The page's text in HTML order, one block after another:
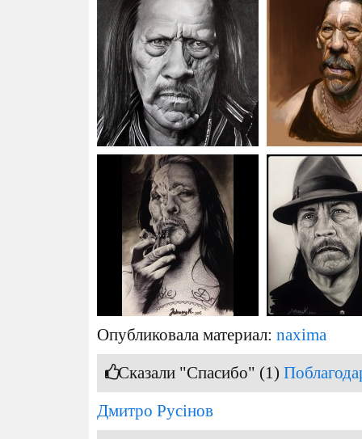
Опубликовала материал: naxima
Сказали "Спасибо" (1)
Дмитро Русінов